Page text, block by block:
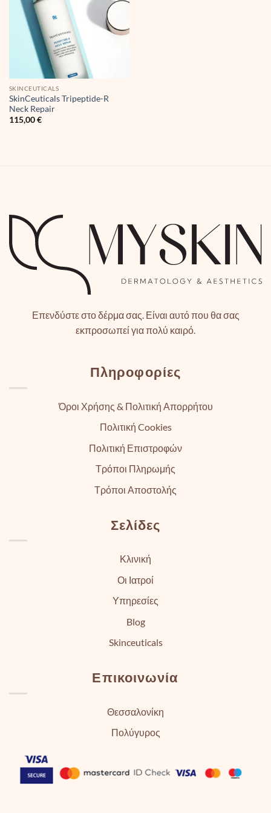
SKINCEUTICALS
SkinCeuticals Tripeptide-R
Neck Repair
115,00€
Επενδύστε στο δέρμα σας. Είναι αυτό που θα σας
εκπροσωπεί για πολύ καιρό.
Πληροφορίες
Όροι Χρήσης & Πολιτική Απορρήτου
Πολιτική Cookies
Πολιτική Επιστροφών
Τρόποι Πληρωμής
Τρόποι Αποστολής
Σελίδες
Κλινική
Οι Ιατροί
Υπηρεσίες
Blog
Skinceuticals
Επικοινωνία
Θεσσαλονίκη
Πολύγυρος